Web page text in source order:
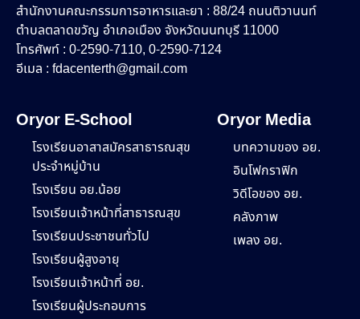
สำนักงานคณะกรรมการอาหารและยา : 88/24 ถนนติวานนท์
ตำบลตลาดขวัญ อำเภอเมือง จังหวัดนนทบุรี 11000
โทรศัพท์ : 0-2590-7110, 0-2590-7124
อีเมล : fdacenterth@gmail.com
Oryor E-School
โรงเรียนอาสาสมัครสาธารณสุข
ประจำหมู่บ้าน
โรงเรียน อย.น้อย
โรงเรียนเจ้าหน้าที่สาธารณสุข
โรงเรียนประชาชนทั่วไป
โรงเรียนผู้สูงอายุ
โรงเรียนเจ้าหน้าที่ อย.
โรงเรียนผู้ประกอบการ
Oryor Media
บทความของ อย.
อินโฟกราฟิก
วิดีโอของ อย.
คลังภาพ
เพลง อย.